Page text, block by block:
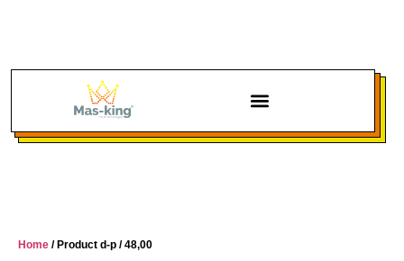
Home / Product d-p / 48,00